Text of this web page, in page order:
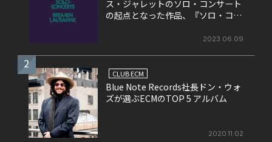
ス・ジャレットのソロ・コンサート
の起点となった作品、『ソロ・コン
2023.06.09
2
CLUB ECM
Blue Note Records社長ドン・ウォ
ズが選ぶECMのTOP 5 アルバム
2020.11.02